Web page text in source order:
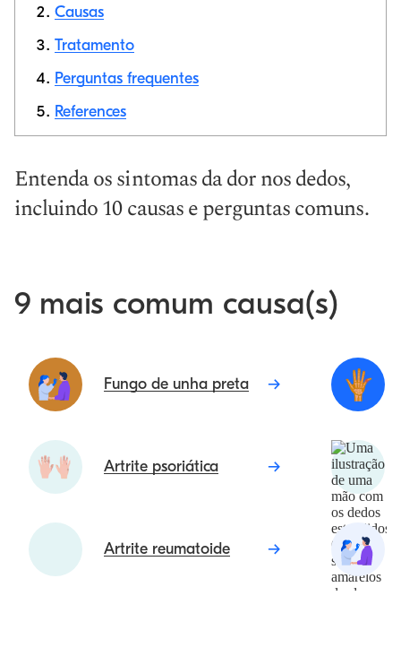
Causas
Tratamento
Perguntas frequentes
References
Entenda os sintomas da dor nos dedos,
incluindo 10 causas e perguntas comuns.
9 mais comum causa(s)
Fungo de unha preta
Artrite psoriática
Artrite reumatoide